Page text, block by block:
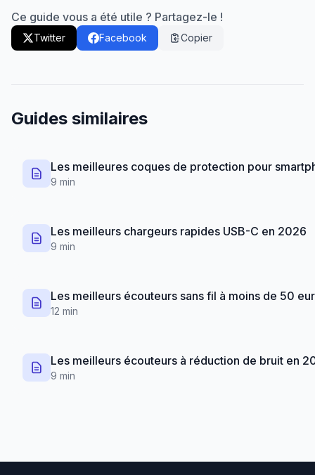
Ce guide vous a été utile ? Partagez-le !
Twitter Facebook Copier
Guides similaires
Les meilleures coques de protection pour
9 min
Les meilleurs chargeurs rapides USB-C en 2026
9 min
Les meilleurs écouteurs sans fil à moins de 50
12 min
Les meilleurs écouteurs à réduction de bruit en
9 min